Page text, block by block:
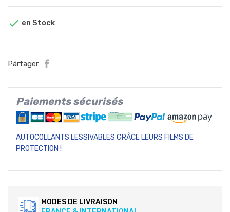
 en Stock
Pärtager
Paiements sécurisés
AUTOCOLLANTS LESSIVABLES GRÂCE LEURS FILMS DE
PROTECTION !
MODES DE LIVRAISON